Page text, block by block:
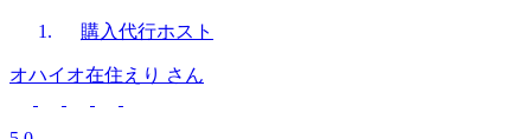
購入代行ホスト
オハイオ在住えり さん